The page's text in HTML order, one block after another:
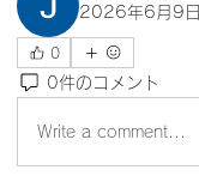
2026年6月9日
0
0件のコメント
Write a comment...